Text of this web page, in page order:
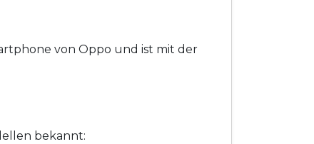
von Oppo und ist mit der
bekannt: